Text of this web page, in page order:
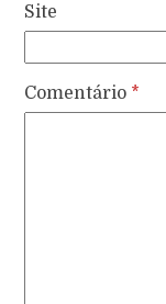
Site
Comentário *